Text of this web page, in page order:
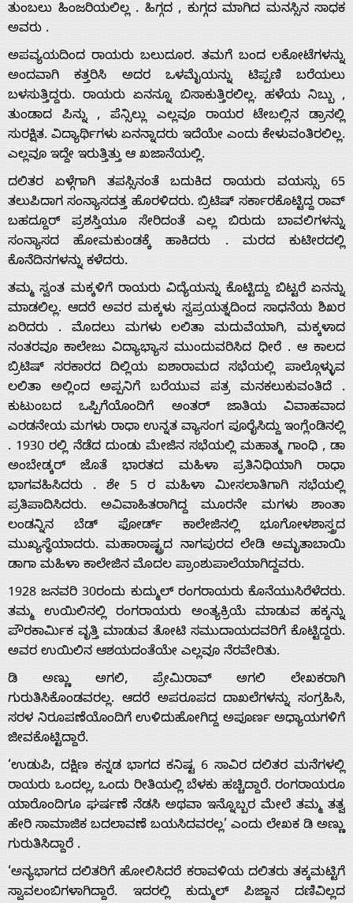
ತುಂಬಲು ಹಿಂಜರಿಯಲಿಲ್ಲ . ಹಿಗ್ಗದ , ಕುಗ್ಗದ ಮಾಗಿದ ಮನಸ್ಸಿನ ಸಾಧಕ
ಅವರು .
ಅಪವ್ಯಯದಿಂದ ರಾಯರು ಬಲುದೂರ. ತಮಗೆ ಬಂದ ಲಕೋಟೆಗಳನ್ನು
ಅಂದವಾಗಿ ಕತ್ತರಿಸಿ ಅದರ ಒಳಮೈಯನ್ನು ಟಿಪ್ಪಣಿ ಬರೆಯಲು
ಬಳಸುತ್ತಿದ್ದರು. ರಾಯರು ಏನನ್ನೂ ಬಿಸಾಕುತ್ತಿರಲಿಲ್ಲ. ಹಳೆಯ ನಿಬ್ಬು ,
ತುಂಡಾದ ಪಿನ್ನು , ಪೆನ್ಸಿಲ್ಲು ಎಲ್ಲವೂ ರಾಯರ ಟೇಬಲ್ಲಿನ ಡ್ರಾನಲ್ಲಿ
ಸುರಕ್ಷಿತ. ವಿದ್ಯಾರ್ಥಿಗಳು ಏನನ್ನಾದರು ಇದೆಯೇ ಎಂದು ಕೇಳುವಂತಿರಲಿಲ್ಲ.
ಎಲ್ಲವೂ ಇದ್ದೇ ಇರುತ್ತಿತ್ತು ಆ ಖಜಾನೆಯಲ್ಲಿ.
ದಲಿತರ ಏಳ್ಗೆಗಾಗಿ ತಪಸ್ಸಿನಂತೆ ಬದುಕಿದ ರಾಯರು ವಯಸ್ಸು 65
ತಲುಪಿದಾಗ ಸಂನ್ಯಾಸದತ್ತ ಹೊರಳಿದರು. ಬ್ರಿಟಿಷ್ ಸರ್ಕಾರಕೊಟ್ಟಿದ್ದ ರಾವ್
ಬಹದ್ದೂರ್ ಪ್ರಶಸ್ತಿಯೂ ಸೇರಿದಂತೆ ಎಲ್ಲ ಬಿರುದು ಬಾವಲಿಗಳನ್ನು
ಸಂನ್ಯಾಸದ ಹೋಮಕುಂಡಕ್ಕೆ ಹಾಕಿದರು . ಮರದ ಕುಟೀರದಲ್ಲಿ
ಕೊನೆದಿನಗಳನ್ನು ಕಳೆದರು.
ತಮ್ಮ ಸ್ವಂತ ಮಕ್ಕಳಿಗೆ ರಾಯರು ವಿದ್ಯೆಯನ್ನು ಕೊಟ್ಟಿದ್ದು ಬಿಟ್ಟರೆ ಏನನ್ನು
ಮಾಡಲಿಲ್ಲ. ಆದರೆ ಅವರ ಮಕ್ಕಳು ಸ್ವಪ್ರಯತ್ನದಿಂದ ಸಾಧನೆಯ ಶಿಖರ
ಏರಿದರು . ಮೊದಲು ಮಗಳು ಲಲಿತಾ ಮದುವೆಯಾಗಿ, ಮಕ್ಕಳಾದ
ನಂತರವೂ ಕಾಲೇಜು ವಿದ್ಯಾಭ್ಯಾಸ ಮುಂದುವರಿಸಿದ ಧೀರೆ . ಆ ಕಾಲದ
ಬ್ರಿಟಿಷ್ ಸರಕಾರದ ದಿಲ್ಲಿಯ ಐಶಾರಾಮದ ಸಭೆಯಲ್ಲಿ ಪಾಲ್ಗೊಳ್ಳುವ
ಲಲಿತಾ ಅಲ್ಲಿಂದ ಅಪ್ಪನಿಗೆ ಬರೆಯುವ ಪತ್ರ ಮನಕಲುಕುವಂತಿದೆ .
ಕುಟುಂಬದ ಒಪ್ಪಿಗೆಯೊಂದಿಗೆ ಅಂತರ್ ಜಾತಿಯ ವಿವಾಹವಾದ
ಎರಡನೇಯ ಮಗಳು ರಾಧಾ ಉನ್ನತ ವ್ಯಾಸಂಗ ಪೂರೈಸಿದ್ದು ಇಂಗ್ಲೆಂಡಿನಲ್ಲಿ
. 1930 ರಲ್ಲಿ ನೆಡೆದ ದುಂಡು ಮೇಜಿನ ಸಭೆಯಲ್ಲಿ ಮಹಾತ್ಮ ಗಾಂಧಿ , ಡಾ
ಅಂಬೇಡ್ಕರ್ ಜೊತೆ ಭಾರತದ ಮಹಿಳಾ ಪ್ರತಿನಿಧಿಯಾಗಿ ರಾಧಾ
ಭಾಗವಹಿಸಿದರು . ಶೇ 5 ರ ಮಹಿಳಾ ಮೀಸಲಾತಿಗಾಗಿ ಸಭೆಯಲ್ಲಿ
ಪ್ರತಿಪಾದಿಸಿದರು. ಅವಿವಾಹಿತರಾಗಿದ್ದ ಮೂರನೇ ಮಗಳು ಶಾಂತಾ
ಲಂಡನ್ನಿನ ಬೆಡ್ ಫೋರ್ಡ್ ಕಾಲೇಜಿನಲ್ಲಿ ಭೂಗೋಳಶಾಸ್ತ್ರದ
ಮುಖ್ಯಸ್ಥೆಯಾದರು. ಮಹಾರಾಷ್ಟ್ರದ ನಾಗಪುರದ ಲೇಡಿ ಅಮೃತಾಬಾಯಿ
ಡಾಗಾ ಮಹಿಳಾ ಕಾಲೇಜಿನ ಮೊದಲ ಪ್ರಾಂಶುಪಾಲೆಯಾಗಿದ್ದವರು.
1928 ಜನವರಿ 30ರಂದು ಕುದ್ಮುಲ್ ರಂಗರಾಯರು ಕೊನೆಯುಸಿರೆಳೆದರು.
ತಮ್ಮ ಉಯಿಲಿನಲ್ಲಿ ರಂಗರಾಯರು ಅಂತ್ಯಕ್ರಿಯೆ ಮಾಡುವ ಹಕ್ಕನ್ನು
ಪೌರಕಾರ್ಮಿಕ ವೃತ್ತಿ ಮಾಡುವ ತೋಟಿ ಸಮುದಾಯದವರಿಗೆ ಕೊಟ್ಟಿದ್ದರು.
ಅವರ ಉಯಿಲಿನ ಆಶಯದಂತೆಯೇ ಎಲ್ಲವೂ ನೆರವೇರಿತು.
ಡಿ ಅಣ್ಣು ಅಗಲಿ, ಪ್ರೇಮಿರಾವ್ ಅಗಲಿ ಲೇಖಕರಾಗಿ
ಗುರುತಿಸಿಕೊಂಡವರಲ್ಲ. ಆದರೆ ಅಪರೂಪದ ದಾಖಲೆಗಳನ್ನು ಸಂಗ್ರಹಿಸಿ,
ಸರಳ ನಿರೂಪಣೆಯೊಂದಿಗೆ ಉಳಿದುಹೋಗಿದ್ದ ಅಪೂರ್ಣ ಅಧ್ಯಾಯಗಳಿಗೆ
ಜೀವಕೊಟ್ಟಿದ್ದಾರೆ.
‘ಉಡುಪಿ, ದಕ್ಷಿಣ ಕನ್ನಡ ಭಾಗದ ಕನಿಷ್ಟ 6 ಸಾವಿರ ದಲಿತರ ಮನೆಗಳಲ್ಲಿ
ರಾಯರು ಒಂದಲ್ಲ, ಒಂದು ರೀತಿಯಲ್ಲಿ ಬೆಳಕು ಹಚ್ಚಿದ್ದಾರೆ. ರಂಗರಾಯರೂ
ಯಾರೊಂದಿಗೂ ಘರ್ಷಣೆ ನೆಡಸಿ ಅಥವಾ ಇನ್ನೊಬ್ಬರ ಮೇಲೆ ತಮ್ಮ ತತ್ವ
ಹೇರಿ ಸಾಮಾಜಿಕ ಬದಲಾವಣೆ ಬಯಸಿದವರಲ್ಲ’ ಎಂದು ಲೇಖಕ ಡಿ ಅಣ್ಣು
ಗುರುತಿಸಿದ್ದಾರೆ .
‘ಅನ್ಯಭಾಗದ ದಲಿತರಿಗೆ ಹೋಲಿಸಿದರೆ ಕರಾವಳಿಯ ದಲಿತರು ತಕ್ಕಮಟ್ಟಿಗೆ
ಸ್ವಾವಲಂಬಿಗಳಾಗಿದ್ದಾರೆ. ಇದರಲ್ಲಿ ಕುದ್ಮುಲ್ ಪಿಜ್ಜಾನ ದಣಿವಿಲ್ಲದ